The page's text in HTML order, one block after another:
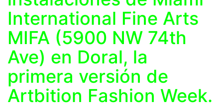
International Fine Arts
MIFA (5900 NW 74th
Ave) en Doral, la
primera versión de
Artbition Fashion Week.